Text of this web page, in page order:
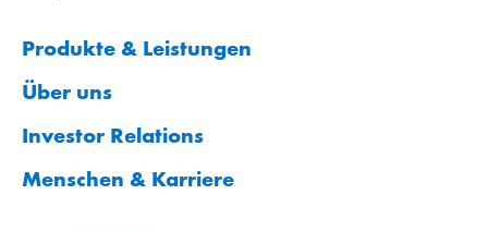
Produkte & Leistungen
Über uns
Investor Relations
Menschen & Karriere